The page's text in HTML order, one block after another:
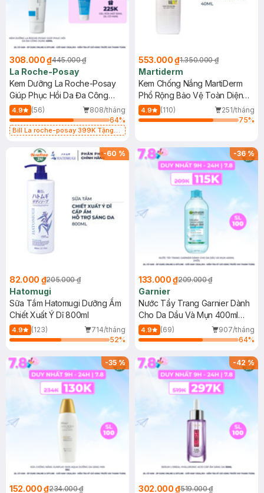
308.000 ₫445.000 ₫
La Roche-Posay
Kem Dưỡng La Roche-Posay
Giúp Phục Hồi Da Đa Công
Dụng 40ml
4.9 (56)
808/tháng
64%
Bill La roche-posay 399K Tặng
(SL có hạn)
553.000 ₫1.350.000 ₫
Martiderm
Kem Chống Nắng MartiDerm
Phổ Rộng Bảo Vệ Toàn Diện
40ml
4.9 (110)
251/tháng
75%
-60 %
82.000 ₫205.000 ₫
Hatomugi
Sữa Tắm Hatomugi Dưỡng Ẩm
Chiết Xuất Ý Dĩ 800ml
4.9 (123)
714/tháng
52%
-36%
133.000 ₫209.000 ₫
Garnier
Nước Tẩy Trang Garnier Dành
Cho Da Dầu Và Mụn 400ml
(Mới)
4.9 (69)
907/tháng
64%
-35%
152.000 ₫234.000 ₫
-42%
302.000 ₫519.000 ₫